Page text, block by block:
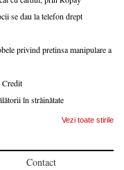
se dau la telefon drept
privind pretinsa manipulare a
Credit
în străinătate
Vezi toate stirile
Contact